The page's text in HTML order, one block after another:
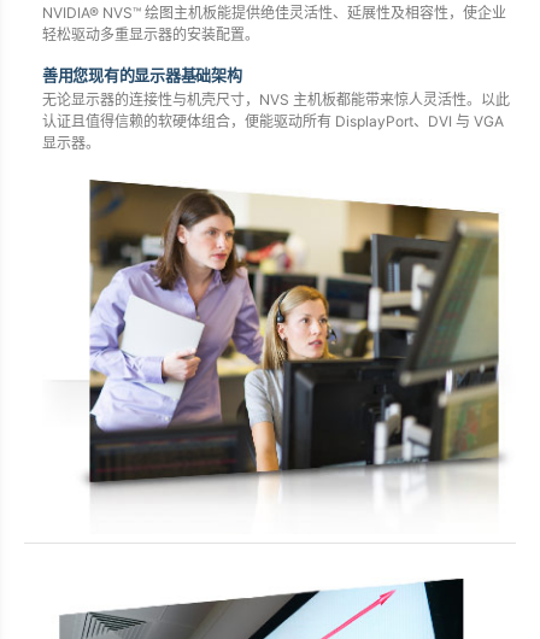
NVIDIA® NVS™ 绘图主机板能提供绝佳灵活性、延展性及相容性，使企业
轻松驱动多重显示器的安装配置。
善用您现有的显示器基础架构
无论显示器的连接性与机壳尺寸，NVS 主机板都能带来惊人灵活性。以此
认证且值得信赖的软硬体组合，便能驱动所有 DisplayPort、DVI 与 VGA
显示器。